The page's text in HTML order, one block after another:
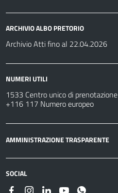
ARCHIVIO ALBO PRETORIO
Archivio Atti fino al 22.04.2026
NUMERI UTILI
1533 Centro unico di prenotazione
+116 117 Numero europeo
AMMINISTRAZIONE TRASPARENTE
SOCIAL